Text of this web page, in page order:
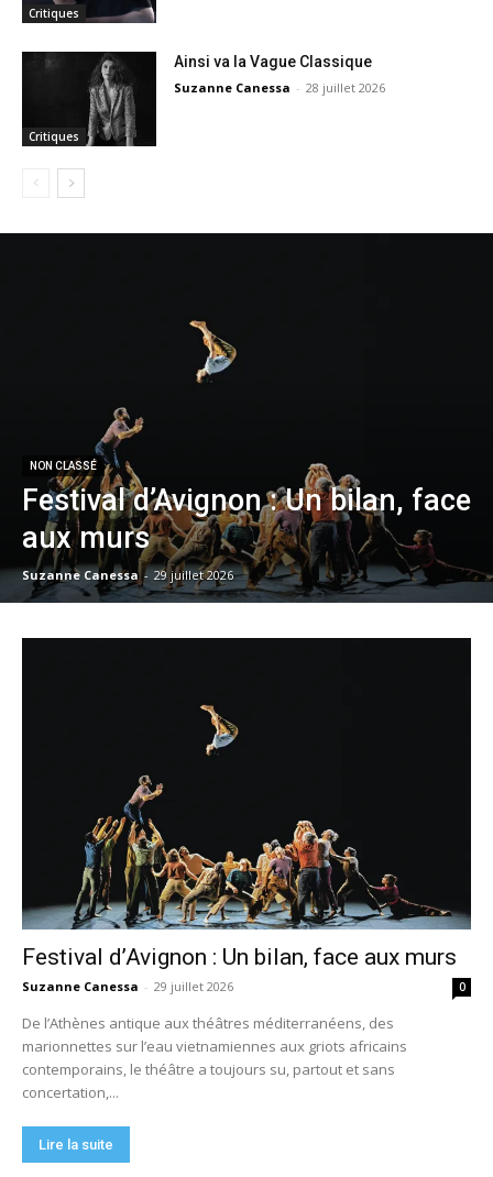
Critiques
Critiques
Ainsi va la Vague Classique
Suzanne Canessa - 28 juillet 2026
NON CLASSÉ
Festival d’Avignon : Un bilan, face
aux murs
Suzanne Canessa - 29 juillet 2026
Festival d’Avignon : Un bilan, face aux murs
Suzanne Canessa - 29 juillet 2026 0
De l’Athènes antique aux théâtres méditerranéens, des
marionnettes sur l’eau vietnamiennes aux griots africains
contemporains, le théâtre a toujours su, partout et sans
concertation,...
Lire la suite